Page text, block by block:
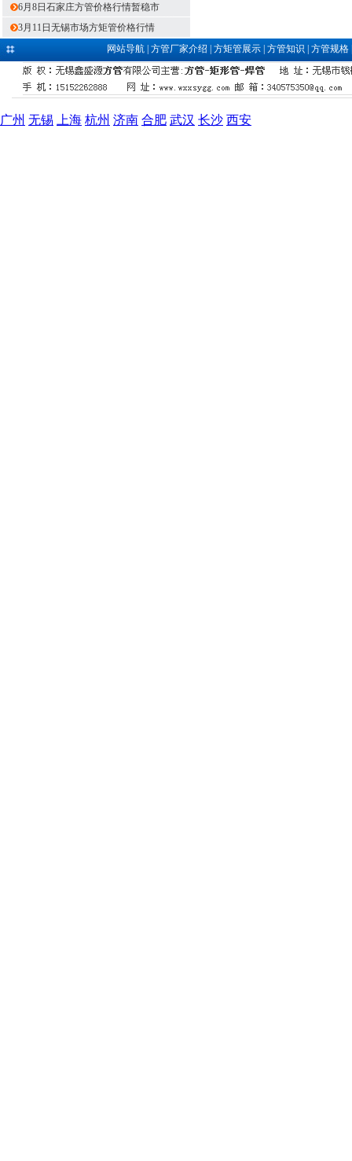
6月8日石家庄方管价格行情暂稳市
3月11日无锡市场方矩管价格行情
网站导航| 方管厂家介绍 方矩管展示| 方管知识 方管规格
广州 无锡 上海 杭州 济南 合肥 武汉 长沙 西安